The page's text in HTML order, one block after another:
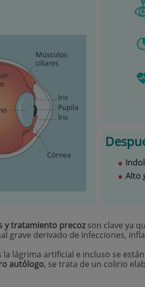
Alto
y tratamiento precozson clave ya
grave derivado de infecciones,
la lágrima artificial e incluso se
autólogo, se trata de un colirio